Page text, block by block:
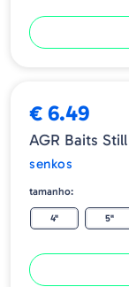
€ 6.49
AGR Baits
senkos
tamanho:
4" 5"